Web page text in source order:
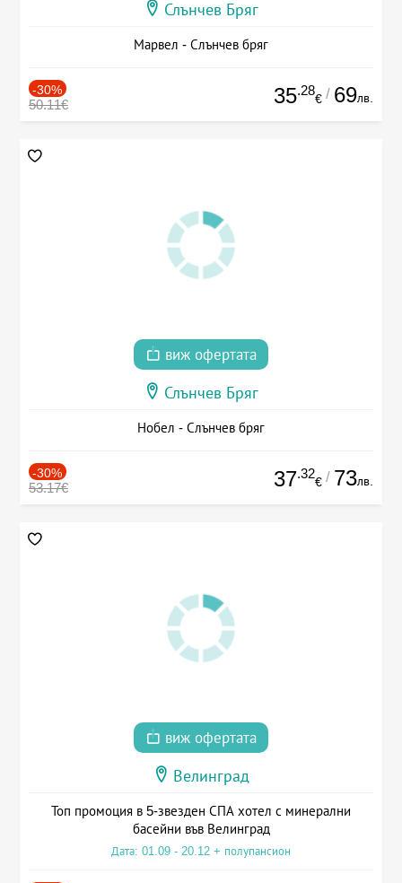
Слънчев Бряг
Марвел - Слънчев бряг
-30%
50.11€ 35.28
€ / 69лв.
виж офертата
Слънчев Бряг
Нобел - Слънчев бряг
-30%
53.17€ 37.32
€ / 73лв.
виж офертата
Велинград
Топ промоция в 5-звезден СПА хотел с минерални
басейни във Велинград
Дата: 01.09 - 20.12 + полупансион